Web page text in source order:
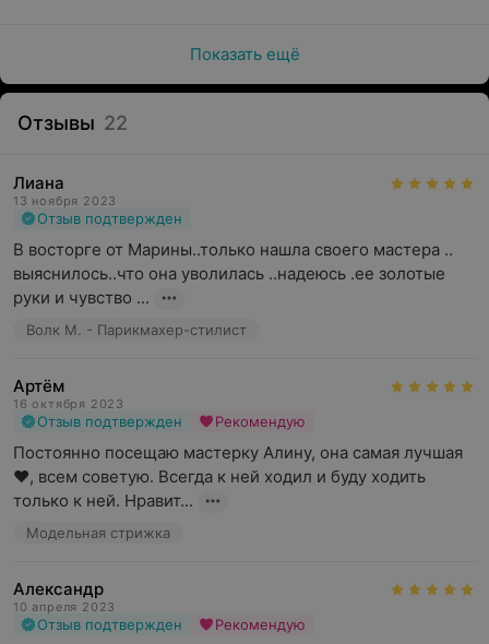
Показать ещё
Отзывы 22
Лиана
13 ноября 2023
Отзыв подтвержден
В восторге от Марины..только нашла своего мастера ..
выяснилось..что она уволилась ..надеюсь .ее золотые
руки и чувство ...
Волк М. - Парикмахер-стилист
Артём
16 октября 2023
Отзыв подтвержден Рекомендую
Постоянно посещаю мастерку Алину, она самая лучшая
❤, всем советую. Всегда к ней ходил и буду ходить
только к ней. Нравит...
Модельная стрижка
Александр
10 апреля 2023
Отзыв подтвержден Рекомендую